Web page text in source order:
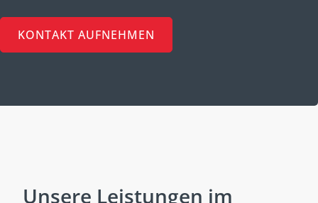
KONTAKT AUFNEHMEN
Unsere Leistungen im